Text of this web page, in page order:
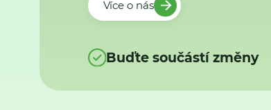
Více o nás
Buďte součástí změny